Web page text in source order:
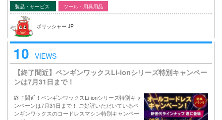
製品・サービス ツール・用具用品
ポリッシャー.JP
10 VIEWS
【終了間近】ペンギンワックスLi-ionシリーズ特別キャンペー
ンは7月31日まで！
終了間近！ペンギンワックスLi-ionシリーズ特別キャ
ンペーンは7月31日まで！ ご好評いただいているペ
ンギンワックスのコードレスマシン特別キャンペー